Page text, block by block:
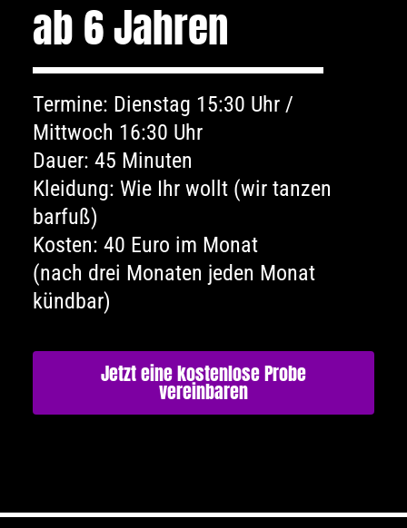
ab 6 Jahren
Termine: Dienstag 15:30 Uhr /
Mittwoch 16:30 Uhr
Dauer: 45 Minuten
Kleidung: Wie Ihr wollt (wir tanzen
barfuß)
Kosten: 40 Euro im Monat
(nach drei Monaten jeden Monat
kündbar)
Jetzt eine kostenlose Probe
vereinbaren